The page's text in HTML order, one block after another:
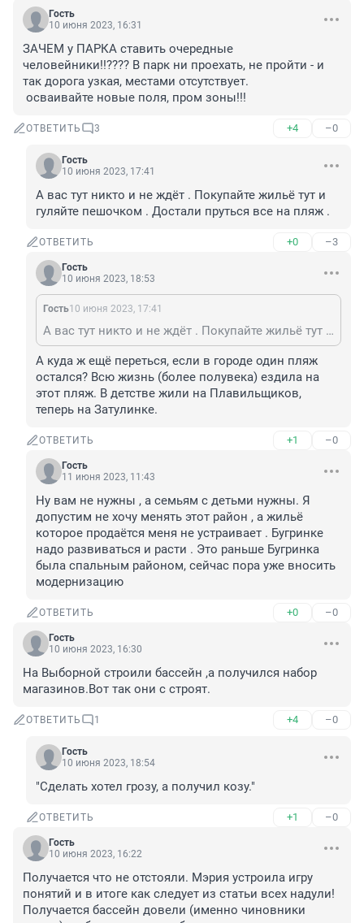
Гость
10 июня 2023, 16:31
ЗАЧЕМ у ПАРКА ставить очередные
человейники!!???? В парк ни проехать, не пройти - и
так дорога узкая, местами отсутствует.
осваивайте новые поля, пром зоны!!!
ОТВЕТИТЬ 3 +4 –0
Гость
10 июня 2023, 17:41
А вас тут никто и не ждёт . Покупайте жильё тут и
гуляйте пешочком . Достали пруться все на пляж .
ОТВЕТИТЬ +0 –3
Гость
10 июня 2023, 18:53
Гость10 июня 2023, 17:41
А вас тут никто и не ждёт . Покупайте жильё тут и гуляйте пешочком . Достали пруться все на пляж .
А куда ж ещё переться, если в городе один пляж
остался? Всю жизнь (более полувека) ездила на
этот пляж. В детстве жили на Плавильщиков,
теперь на Затулинке.
ОТВЕТИТЬ +1 –0
Гость
11 июня 2023, 11:43
Ну вам не нужны , а семьям с детьми нужны. Я
допустим не хочу менять этот район , а жильё
которое продаётся меня не устраивает . Бугринке
надо развиваться и расти . Это раньше Бугринка
была спальным районом, сейчас пора уже вносить
модернизацию
ОТВЕТИТЬ +0 –0
Гость
10 июня 2023, 16:30
На Выборной строили бассейн ,а получился набор
магазинов.Вот так они с строят.
ОТВЕТИТЬ 1 +4 –0
Гость
10 июня 2023, 18:54
"Сделать хотел грозу, а получил козу."
ОТВЕТИТЬ +1 –0
Гость
10 июня 2023, 16:22
Получается что не отстояли. Мэрия устроила игру
понятий и в итоге как следует из статьи всех надули!
Получается бассейн довели (именно чиновники